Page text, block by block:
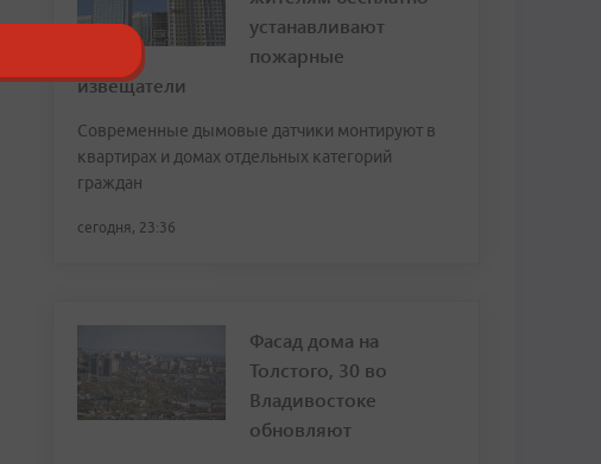
устанавливают
пожарные
извещатели
Современные дымовые датчики монтируют в
квартирах и домах отдельных категорий
граждан
сегодня, 23:36
Фасад дома на
Толстого, 30 во
Владивостоке
обновляют